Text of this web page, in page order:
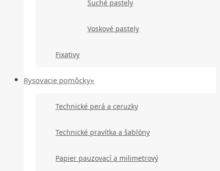
Suché pastely
Voskové pastely
Fixativy
Rysovacie pomôcky»
Technické perá a ceruzky
Technické pravítka a šablóny
Papier pauzovací a milimetrový